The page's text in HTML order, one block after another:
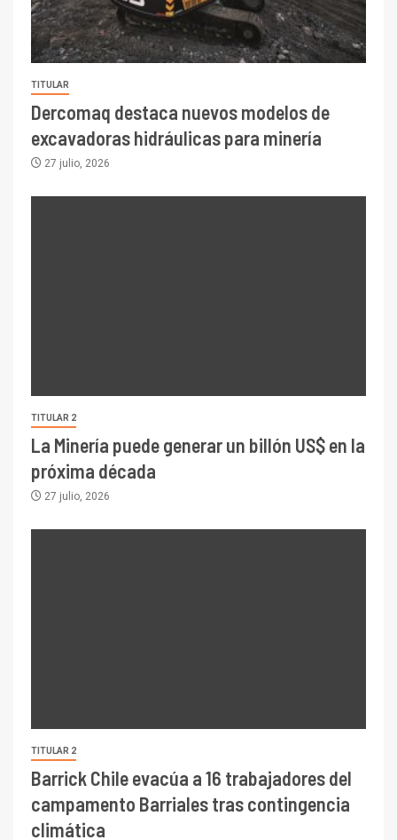
TITULAR
Dercomaq destaca nuevos modelos de
excavadoras hidráulicas para minería
27 julio, 2026
TITULAR 2
La Minería puede generar un billón US$ en la
próxima década
27 julio, 2026
TITULAR 2
Barrick Chile evacúa a 16 trabajadores del
campamento Barriales tras contingencia
climática